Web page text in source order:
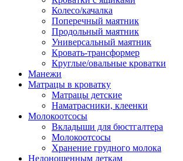
Колесо/качалка
Поперечный маятник
Продольный маятник
Универсальный маятник
Кровать-трансформер
Круглые/овальные кроватки
Манежи
Матрацы в кроватку
Матрацы детские
Наматрасники, клеенки
Молокоотсосы
Вкладыши для бюстгалтера
Молокоотсосы
Хранение грудного молока
Недоношенным деткам